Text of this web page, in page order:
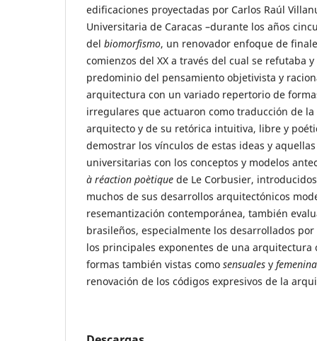
edificaciones proyectadas por Carlos Raúl
Universitaria de Caracas –durante los años
del biomorfismo, un renovador enfoque de
comienzos del XX a través del cual se refutaba
predominio del pensamiento objetivista y
arquitectura con un variado repertorio de
irregulares que actuaron como traducción de
arquitecto y de su retórica intuitiva, libre y
demostrar los vínculos de estas ideas y
universitarias con los conceptos y modelos
à réaction poètique de Le Corbusier,
muchos de sus desarrollos arquitectónicos
resemantización contemporánea, también
brasileños, especialmente los desarrollados
los principales exponentes de una arquitectura
formas también vistas como sensuales y
renovación de los códigos expresivos de la